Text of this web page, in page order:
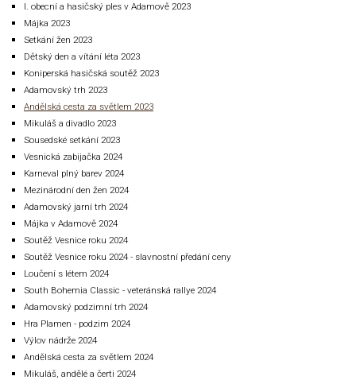
I. obecní a hasičský ples v Adamově 2023
Májka 2023
Setkání žen 2023
Dětský den a vítání léta 2023
Koniperská hasičská soutěž 2023
Adamovský trh 2023
Andělská cesta za světlem 2023
Mikuláš a divadlo 2023
Sousedské setkání 2023
Vesnická zabijačka 2024
Karneval plný barev 2024
Mezinárodní den žen 2024
Adamovský jarní trh 2024
Májka v Adamově 2024
Soutěž Vesnice roku 2024
Soutěž Vesnice roku 2024 - slavnostní předání ceny
Loučení s létem 2024
South Bohemia Classic - veteránská rallye 2024
Adamovský podzimní trh 2024
Hra Plamen - podzim 2024
Výlov nádrže 2024
Andělská cesta za světlem 2024
Mikuláš, andělé a čerti 2024